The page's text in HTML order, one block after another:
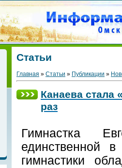
Статьи
Главная » Статьи » Публикации »
Канаева стала
раз
Гимнастка
единственной в
гимнастики